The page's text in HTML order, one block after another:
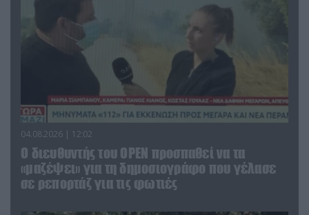
04.08.2026 | 12:02
O διευθυντής του OPEN προσπαθεί να τα
«μαζέψει» για τη δημοσιογράφο που γέλασε
σε ρεπορτάζ για τις φωτιές